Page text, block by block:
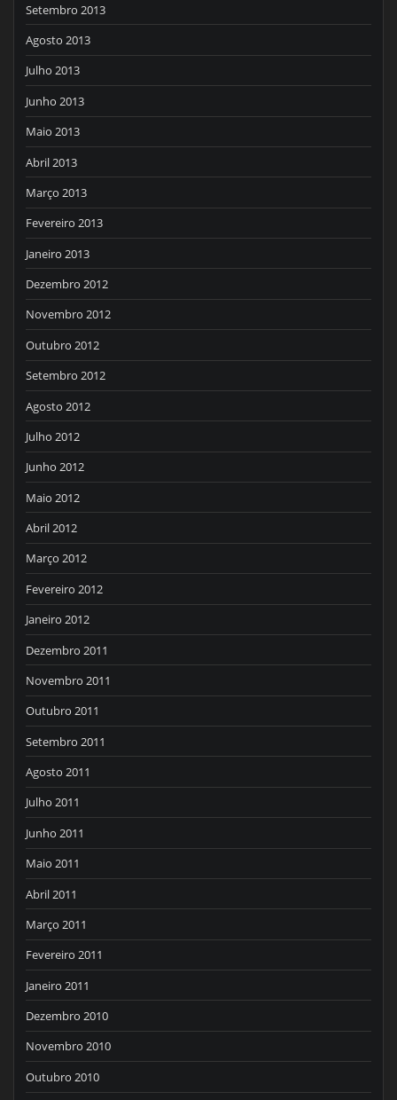
Setembro 2013
Agosto 2013
Julho 2013
Junho 2013
Maio 2013
Abril 2013
Março 2013
Fevereiro 2013
Janeiro 2013
Dezembro 2012
Novembro 2012
Outubro 2012
Setembro 2012
Agosto 2012
Julho 2012
Junho 2012
Maio 2012
Abril 2012
Março 2012
Fevereiro 2012
Janeiro 2012
Dezembro 2011
Novembro 2011
Outubro 2011
Setembro 2011
Agosto 2011
Julho 2011
Junho 2011
Maio 2011
Abril 2011
Março 2011
Fevereiro 2011
Janeiro 2011
Dezembro 2010
Novembro 2010
Outubro 2010